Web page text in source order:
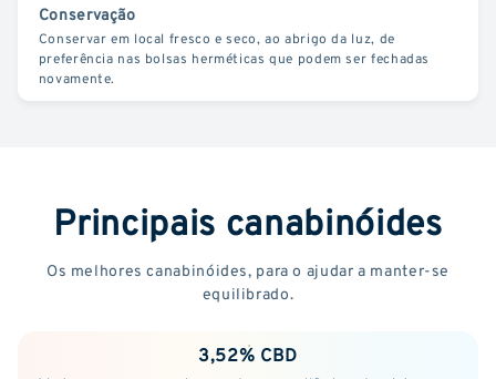
Conservação
Conservar em local fresco e seco, ao abrigo da luz, de
preferência nas bolsas herméticas que podem ser fechadas
novamente.
Principais canabinóides
Os melhores canabinóides, para o ajudar a manter-se
equilibrado.
3,52% CBD